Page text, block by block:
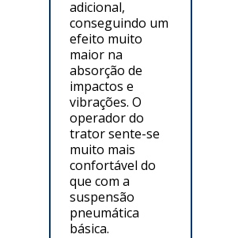
adicional,
conseguindo um
efeito muito
maior na
absorção de
impactos e
vibrações. O
operador do
trator sente-se
muito mais
confortável do
que com a
suspensão
pneumática
básica.